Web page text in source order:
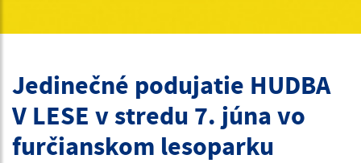
Jedinečné podujatie HUDBA
V LESE v stredu 7. júna vo
furčianskom lesoparku